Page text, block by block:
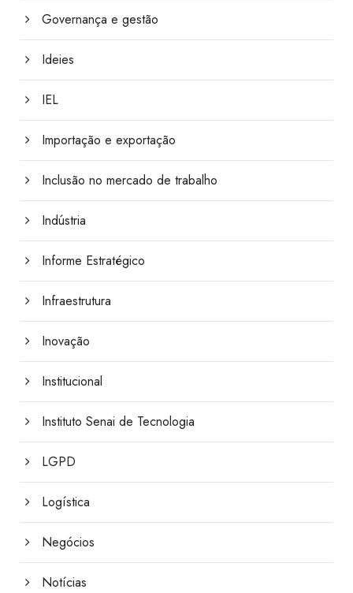
Governança e gestão
Ideies
IEL
Importação e exportação
Inclusão no mercado de trabalho
Indústria
Informe Estratégico
Infraestrutura
Inovação
Institucional
Instituto Senai de Tecnologia
LGPD
Logística
Negócios
Notícias